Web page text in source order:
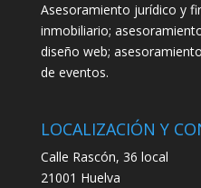
Asesoramiento jurídico y
inmobiliario;
diseño web;
de eventos.
LOCALIZACIÓN Y
Calle Rascón, 36 local
21001 Huelva